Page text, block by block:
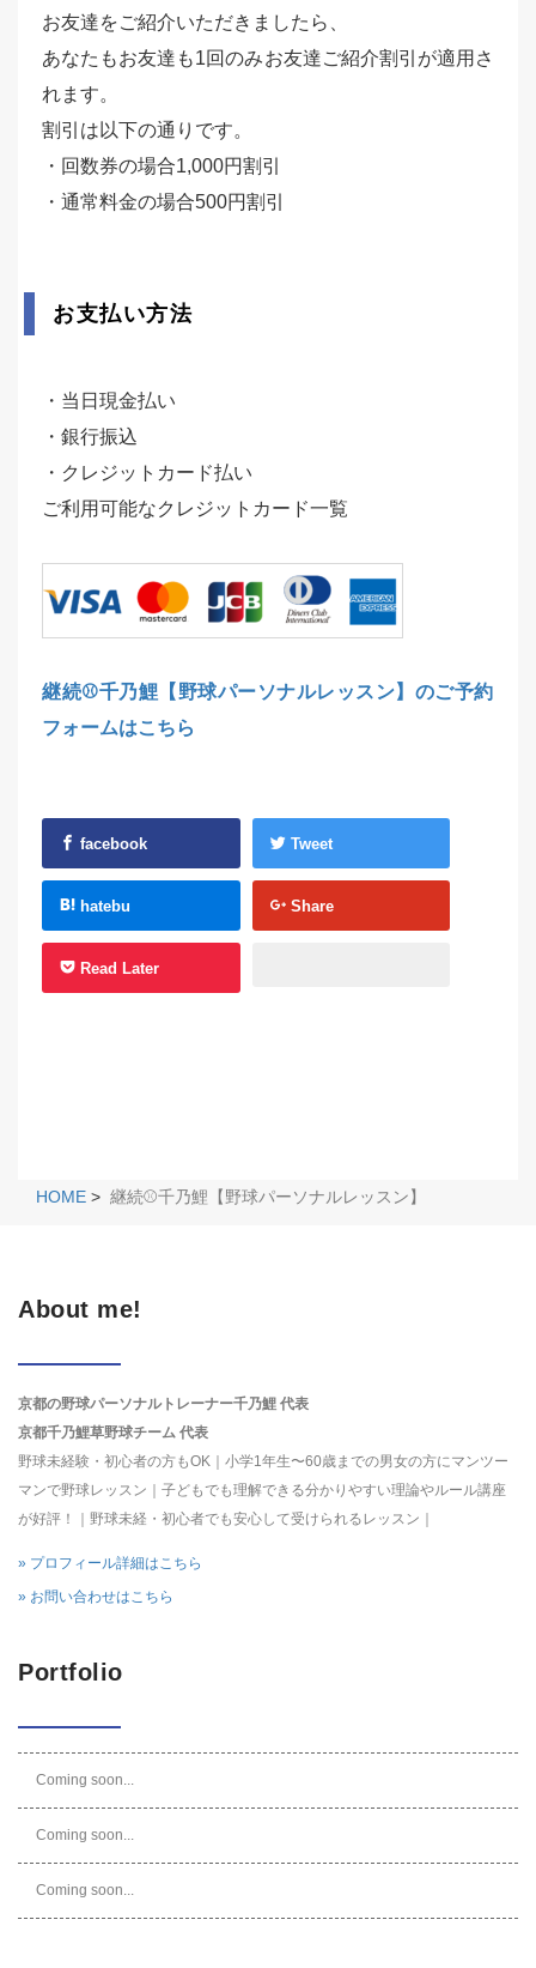
お友達をご紹介いただきましたら、
あなたもお友達も1回のみお友達ご紹介割引が適用さ
れます。
割引は以下の通りです。
・回数券の場合1,000円割引
・通常料金の場合500円割引
お支払い方法
・当日現金払い
・銀行振込
・クレジットカード払い
ご利用可能なクレジットカード一覧
継続⚾️千乃鯉【野球パーソナルレッスン】のご予約
フォームはこちら
facebook Tweet
hatebu Share
Read Later
HOME > 継続⚾️千乃鯉【野球パーソナルレッスン】
About me!
京都の野球パーソナルトレーナー千乃鯉 代表
京都千乃鯉草野球チーム 代表
野球未経験・初心者の方もOK｜小学1年生〜60歳までの男女の方にマンツー
マンで野球レッスン｜子どもでも理解できる分かりやすい理論やルール講座
が好評！｜野球未経・初心者でも安心して受けられるレッスン｜
» プロフィール詳細はこちら
» お問い合わせはこちら
Portfolio
Coming soon...
Coming soon...
Coming soon...